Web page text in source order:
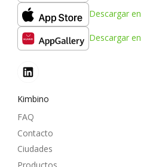
Descargar en
Descargar en
Kimbino
FAQ
Contacto
Ciudades